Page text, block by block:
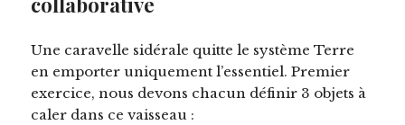
Une caravelle sidérale quitte le système Terre
en emporter uniquement l’essentiel. Premier
exercice, nous devons chacun définir 3 objets à
caler dans ce vaisseau :